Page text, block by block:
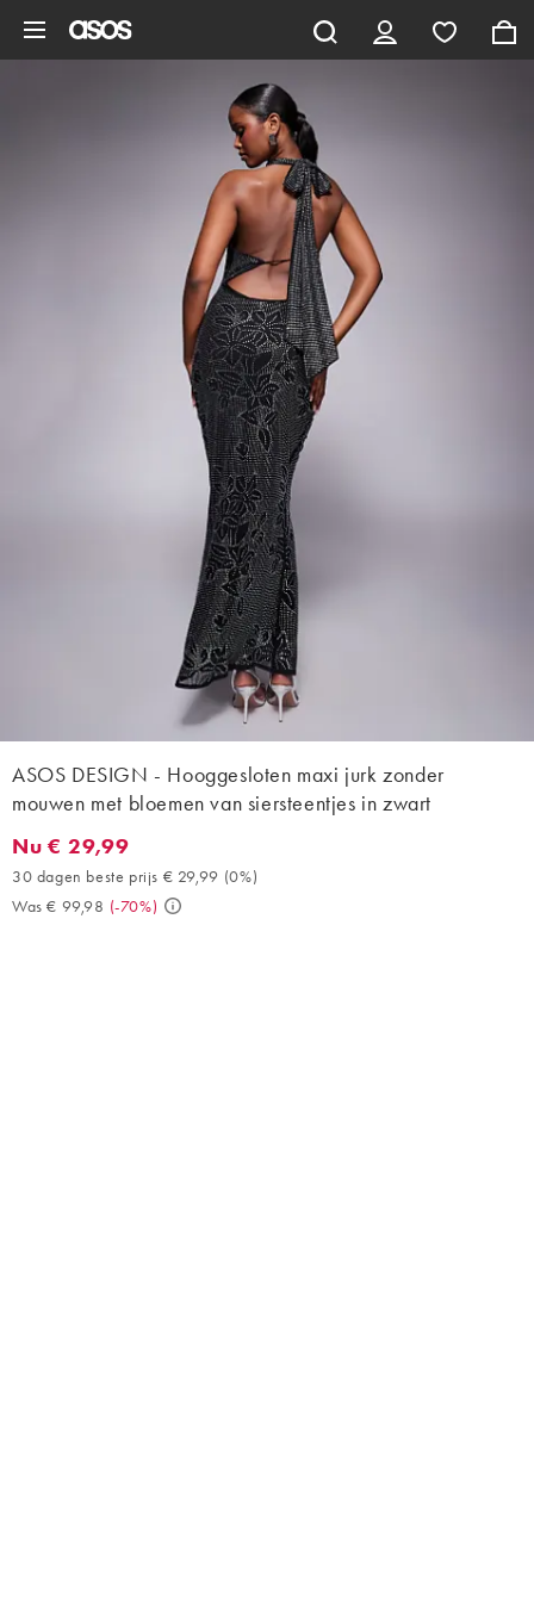
ASOS DESIGN - Hooggesloten maxi jurk zonder
mouwen met bloemen van siersteentjes in zwart
Nu € 29,99. 30 dagen beste prijs € 29,99 (0%). Was € 99,98. (-
Nu € 29,99
30 dagen beste prijs € 29,99 (0%)
Was € 99,98 (-70%)